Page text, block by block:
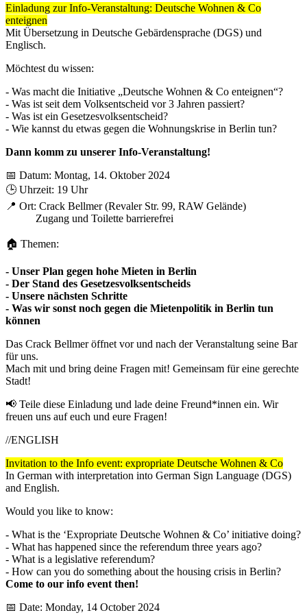
Einladung zur Info-Veranstaltung: Deutsche Wohnen & Co
enteignen
Mit Übersetzung in Deutsche Gebärdensprache (DGS) und
Englisch.
Möchtest du wissen:
- Was macht die Initiative „Deutsche Wohnen & Co enteignen“?
- Was ist seit dem Volksentscheid vor 3 Jahren passiert?
- Was ist ein Gesetzesvolksentscheid?
- Wie kannst du etwas gegen die Wohnungskrise in Berlin tun?
Dann komm zu unserer Info-Veranstaltung!
📅 Datum: Montag, 14. Oktober 2024
🕒 Uhrzeit: 19 Uhr
📍 Ort: Crack Bellmer (Revaler Str. 99, RAW Gelände)
Zugang und Toilette barrierefrei
🏠 Themen:
- Unser Plan gegen hohe Mieten in Berlin
- Der Stand des Gesetzesvolksentscheids
- Unsere nächsten Schritte
- Was wir sonst noch gegen die Mietenpolitik in Berlin tun
können
Das Crack Bellmer öffnet vor und nach der Veranstaltung seine Bar
für uns.
Mach mit und bring deine Fragen mit! Gemeinsam für eine gerechte
Stadt!
📢 Teile diese Einladung und lade deine Freund*innen ein. Wir
freuen uns auf euch und eure Fragen!
//ENGLISH
Invitation to the Info event: expropriate Deutsche Wohnen & Co
In German with interpretation into German Sign Language (DGS)
and English.
Would you like to know:
- What is the ‘Expropriate Deutsche Wohnen & Co’ initiative doing?
- What has happened since the referendum three years ago?
- What is a legislative referendum?
- How can you do something about the housing crisis in Berlin?
Come to our info event then!
📅 Date: Monday, 14 October 2024